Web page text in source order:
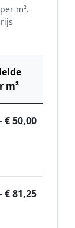
m².
m²
€ 50,00
€ 81,25